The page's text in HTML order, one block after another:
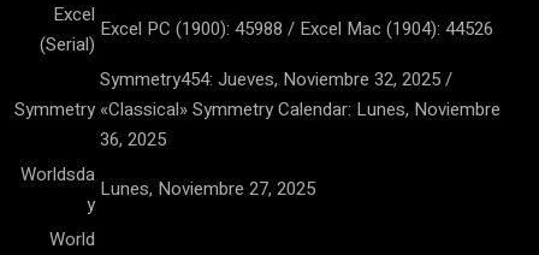
Excel
(Serial)
Excel PC (1900): 45988 / Excel Mac (1904): 44526
Symmetry
Symmetry454: Jueves, Noviembre 32, 2025 /
«Classical» Symmetry Calendar: Lunes, Noviembre
36, 2025
Worldsda
y
Lunes, Noviembre 27, 2025
World